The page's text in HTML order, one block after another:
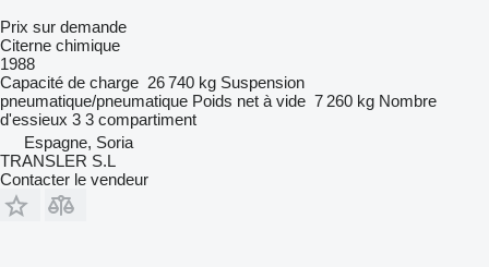
Prix sur demande
Citerne chimique
1988
Capacité de charge 26 740 kg Suspension
pneumatique/pneumatique Poids net à vide 7 260 kg Nombre
d'essieux 3 3 compartiment
Espagne, Soria
TRANSLER S.L
Contacter le vendeur